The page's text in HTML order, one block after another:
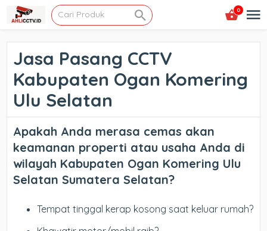
0
Jasa Pasang CCTV
Kabupaten Ogan Komering
Ulu Selatan
Apakah Anda merasa cemas akan
keamanan properti atau usaha Anda di
wilayah Kabupaten Ogan Komering Ulu
Selatan Sumatera Selatan?
Tempat tinggal kerap kosong saat keluar rumah?